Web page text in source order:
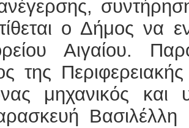
ο Δήμος να
Αιγαίου.
της
μηχανικός
Βασιλέλλη